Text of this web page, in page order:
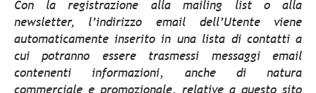
Con la registrazione alla mailing list o alla
newsletter, l’indirizzo email dell’Utente viene
automaticamente inserito in una lista di contatti a
cui potranno essere trasmessi messaggi email
contenenti informazioni, anche di natura
commerciale e promozionale, relative a questo sito